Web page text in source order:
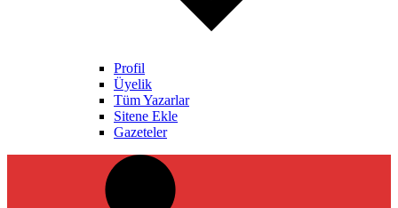
Profil
Üyelik
Tüm Yazarlar
Sitene Ekle
Gazeteler